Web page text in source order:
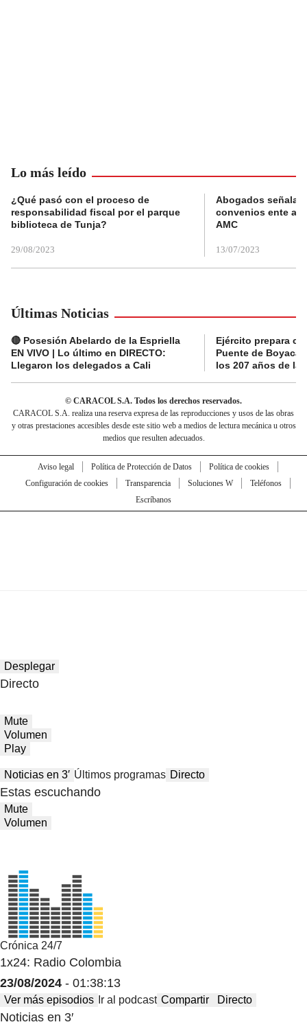
Lo más leído
¿Qué pasó con el proceso de
responsabilidad fiscal por el parque
biblioteca de Tunja?
29/08/2023
Abogados
convenios ente
AMC
13/07/2023
Últimas Noticias
🔴 Posesión Abelardo de la Espriella
EN VIVO | Lo último en DIRECTO:
Llegaron los delegados a Cali
Ejército prepara
Puente de Boyacá
los 207 años de la
© CARACOL S.A. Todos los derechos reservados.
CARACOL S.A. realiza una reserva expresa de las reproducciones y usos de las obras
y otras prestaciones accesibles desde este sitio web a medios de lectura mecánica u otros
medios que resulten adecuados.
Aviso legal Política de Protección de Datos
Política de cookies
Configuración de cookies
Transparencia Soluciones W
Teléfonos
Escríbanos
Desplegar
Directo
Mute
Volumen
Play
Noticias en 3′ Últimos programas Directo
Estas escuchando
Mute
Volumen
Crónica 24/7
1x24: Radio Colombia
23/08/2024 - 01:38:13
Ver más episodios Ir al podcast Compartir Directo
Noticias en 3′